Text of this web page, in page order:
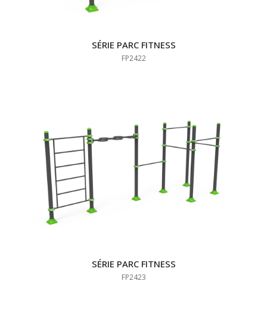
SÉRIE PARC FITNESS
FP2422
SÉRIE PARC FITNESS
FP2423